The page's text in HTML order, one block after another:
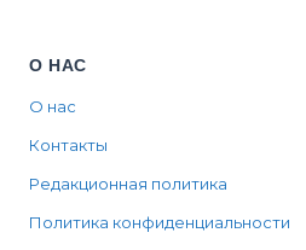
О НАС
О нас
Контакты
Редакционная политика
Политика конфиденциальности